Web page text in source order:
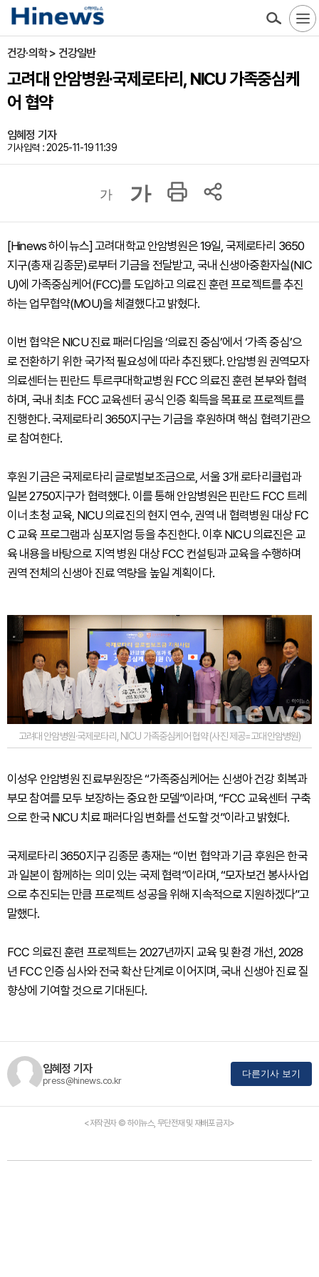
건강·의학 > 건강일반
고려대 안암병원·국제로타리, NICU 가족중심케
어 협약
임혜정 기자
기사입력 : 2025-11-19 11:39
가 가
[Hinews 하이뉴스] 고려대학교 안암병원은 19일, 국제로타리 3650
지구(총재 김종문)로부터 기금을 전달받고, 국내 신생아중환자실(NIC
U)에 가족중심케어(FCC)를 도입하고 의료진 훈련 프로젝트를 추진
하는 업무협약(MOU)을 체결했다고 밝혔다.
이번 협약은 NICU 진료 패러다임을 ‘의료진 중심’에서 ‘가족 중심’으
로 전환하기 위한 국가적 필요성에 따라 추진됐다. 안암병원 권역모자
의료센터는 핀란드 투르쿠대학교병원 FCC 의료진 훈련 본부와 협력
하며, 국내 최초 FCC 교육센터 공식 인증 획득을 목표로 프로젝트를
진행한다. 국제로타리 3650지구는 기금을 후원하며 핵심 협력기관으
로 참여한다.
후원 기금은 국제로타리 글로벌보조금으로, 서울 3개 로타리클럽과
일본 2750지구가 협력했다. 이를 통해 안암병원은 핀란드 FCC 트레
이너 초청 교육, NICU 의료진의 현지 연수, 권역 내 협력병원 대상 FC
C 교육 프로그램과 심포지엄 등을 추진한다. 이후 NICU 의료진은 교
육 내용을 바탕으로 지역 병원 대상 FCC 컨설팅과 교육을 수행하며
권역 전체의 신생아 진료 역량을 높일 계획이다.
고려대 안암병원·국제로타리, NICU 가족중심케어 협약 (사진 제공=고대안암병원)
이성우 안암병원 진료부원장은 “가족중심케어는 신생아 건강 회복과
부모 참여를 모두 보장하는 중요한 모델”이라며, “FCC 교육센터 구축
으로 한국 NICU 치료 패러다임 변화를 선도할 것”이라고 밝혔다.
국제로타리 3650지구 김종문 총재는 “이번 협약과 기금 후원은 한국
과 일본이 함께하는 의미 있는 국제 협력”이라며, “모자보건 봉사사업
으로 추진되는 만큼 프로젝트 성공을 위해 지속적으로 지원하겠다”고
말했다.
FCC 의료진 훈련 프로젝트는 2027년까지 교육 및 환경 개선, 2028
년 FCC 인증 심사와 전국 확산 단계로 이어지며, 국내 신생아 진료 질
향상에 기여할 것으로 기대된다.
임혜정 기자
press@hinews.co.kr
다른기사 보기
<저작권자 © 하이뉴스, 무단전재 및 재배포 금지>